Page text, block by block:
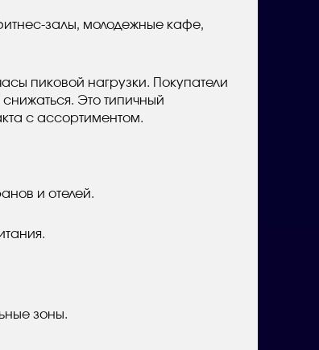
залы, молодежные кафе,
пиковой нагрузки. Покупатели
Это типичный
с ассортиментом.
и отелей.
зоны.